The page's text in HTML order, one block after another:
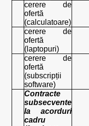
cerere de
ofertă
(calculatoare)
cerere de
ofertă
(laptopuri)
cerere de
ofertă
(subscripții
software)
Contracte
subsecvente
la acorduri
cadru